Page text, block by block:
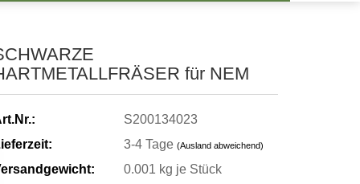
für NEM
S200134023
3-4 Tage (Ausland abweichend)
0.001 kg je Stück